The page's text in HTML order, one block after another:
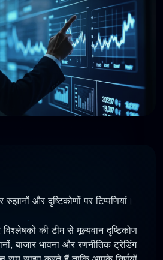
और दृष्टिकोणों पर टिप्पणियां।
की टीम से मूल्यवान दृष्टिकोण
बाजार भावना और रणनीतिक ट्रेडिंग